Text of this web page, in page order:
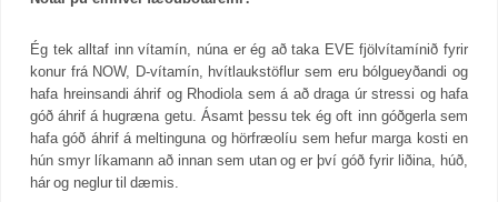
Ég tek alltaf inn vítamín, núna er ég að taka EVE fjölvítamínið fyrir
konur frá NOW, D-vítamín, hvítlaukstöflur sem eru bólgueyðandi og
hafa hreinsandi áhrif og Rhodiola sem á að draga úr stressi og hafa
góð áhrif á hugræna getu. Ásamt þessu tek ég oft inn góðgerla sem
hafa góð áhrif á meltinguna og hörfræolíu sem hefur marga kosti en
hún smyr líkamann að innan sem utan og er því góð fyrir liðina, húð,
hár og neglur til dæmis.